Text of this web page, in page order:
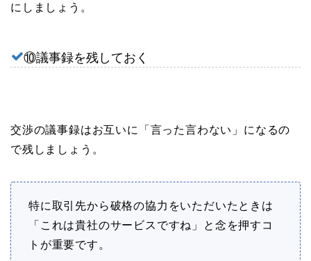
にしましょう。
⑩議事録を残しておく
交渉の議事録はお互いに「言った言わない」になるの
で残しましょう。
特に取引先から破格の協力をいただいたときは
「これは貴社のサービスですね」と念を押すコ
トが重要です。